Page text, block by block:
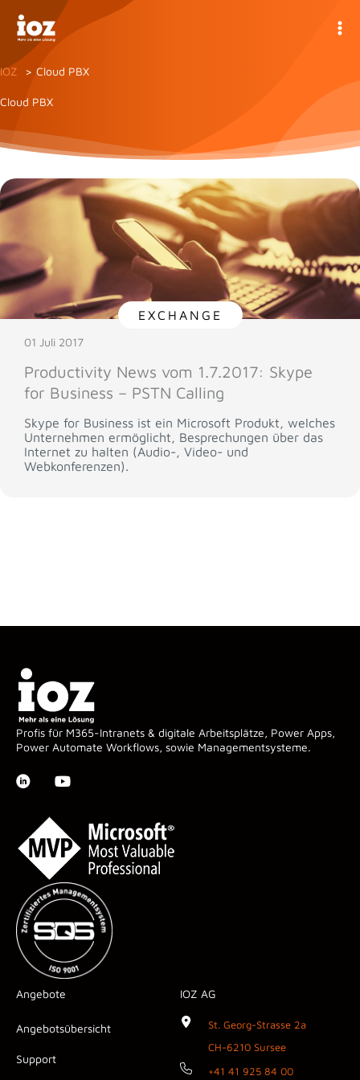
Inhalt
springen
IOZ Cloud PBX
Cloud PBX
EXCHANGE
01 Juli 2017
Productivity News vom 1.7.2017: Skype
for Business – PSTN Calling
Skype for Business ist ein Microsoft Produkt, welches
Unternehmen ermöglicht, Besprechungen über das
Internet zu halten (Audio-, Video- und
Webkonferenzen).
Profis für M365-Intranets & digitale Arbeitsplätze, Power Apps,
Power Automate Workflows, sowie Managementsysteme.
Angebote
Angebotsübersicht
Support
IOZ AG
St. Georg-Strasse 2a
CH-6210 Sursee
+41 41 925 84 00